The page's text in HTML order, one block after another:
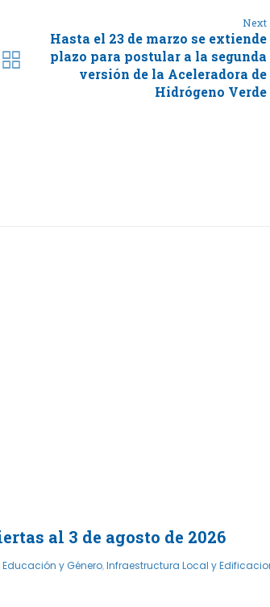
Next
Hasta el 23 de marzo se extiende
plazo para postular a la segunda
versión de la Aceleradora de
Hidrógeno Verde
al 3 de agosto de 2026
Educación y Género,Infraestructura Local y